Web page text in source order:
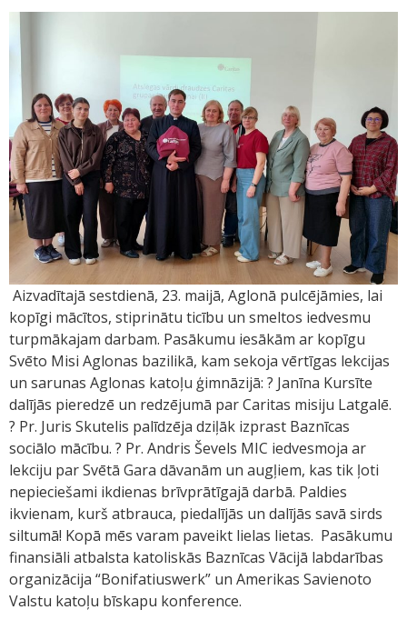
Aizvadītajā sestdienā, 23. maijā, Aglonā pulcējāmies, lai
kopīgi mācītos, stiprinātu ticību un smeltos iedvesmu
turpmākajam darbam. Pasākumu iesākām ar kopīgu
Svēto Misi Aglonas bazilikā, kam sekoja vērtīgas lekcijas
un sarunas Aglonas katoļu ģimnāzijā: ? Janīna Kursīte
dalījās pieredzē un redzējumā par Caritas misiju Latgalē.
? Pr. Juris Skutelis palīdzēja dziļāk izprast Baznīcas
sociālo mācību. ? Pr. Andris Ševels MIC iedvesmoja ar
lekciju par Svētā Gara dāvanām un augļiem, kas tik ļoti
nepieciešami ikdienas brīvprātīgajā darbā. Paldies
ikvienam, kurš atbrauca, piedalījās un dalījās savā sirds
siltumā! Kopā mēs varam paveikt lielas lietas. Pasākumu
finansiāli atbalsta katoliskās Baznīcas Vācijā labdarības
organizācija “Bonifatiuswerk” un Amerikas Savienoto
Valstu katoļu bīskapu konference.